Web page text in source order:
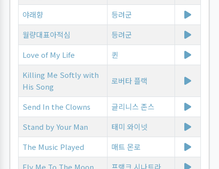
야래향
등려군
월량대표아적심
등려군
Love of My Life
퀸
Killing Me Softly with
His Song
로버타 플랙
Send In the Clowns
글리니스 존스
Stand by Your Man
태미 와이넷
The Music Played
매트 몬로
Fly Me To The Moon
프랭크 시나트라